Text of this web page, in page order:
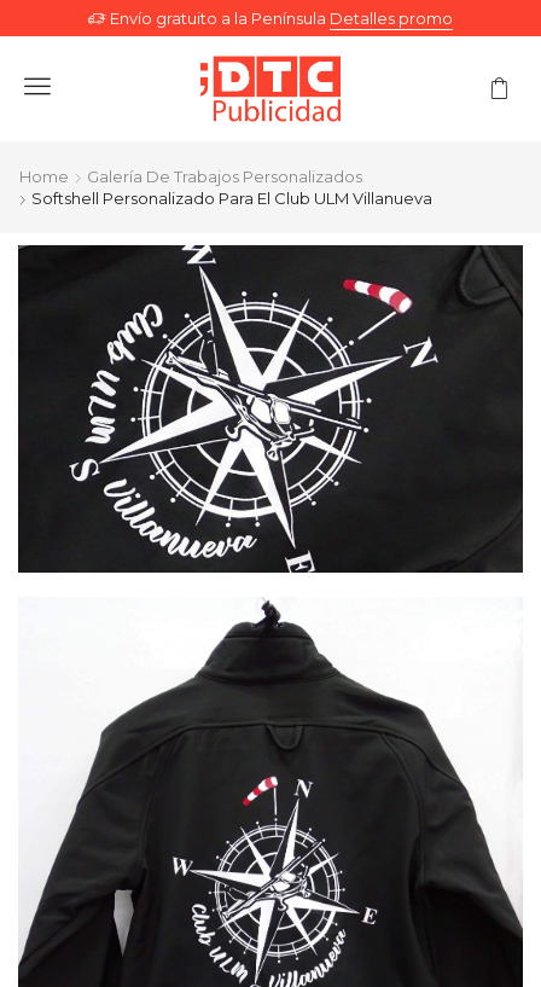
Envío gratuito a la Península Detalles promo
Menu
Home
Galería De Trabajos Personalizados
Softshell Personalizado Para El Club ULM Villanueva